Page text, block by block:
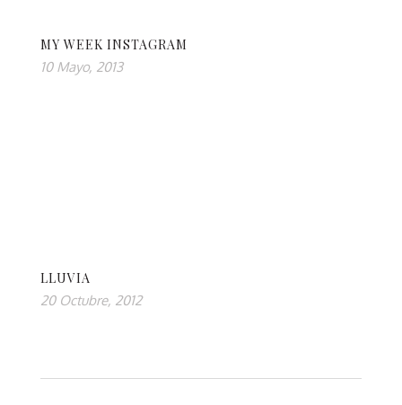
MY WEEK INSTAGRAM
10 Mayo, 2013
LLUVIA
20 Octubre, 2012